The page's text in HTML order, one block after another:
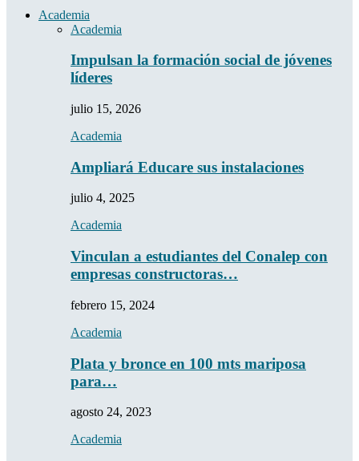
Academia
Academia
Impulsan la formación social de jóvenes
líderes
julio 15, 2026
Academia
Ampliará Educare sus instalaciones
julio 4, 2025
Academia
Vinculan a estudiantes del Conalep con
empresas constructoras…
febrero 15, 2024
Academia
Plata y bronce en 100 mts mariposa
para…
agosto 24, 2023
Academia